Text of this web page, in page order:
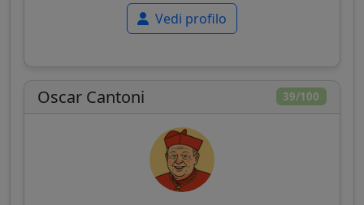
Vedi profilo
39/100
Oscar Cantoni